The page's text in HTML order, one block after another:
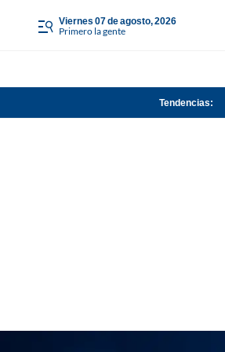
viernes 07 de agosto, 2026
Primero la gente
Tendencias: